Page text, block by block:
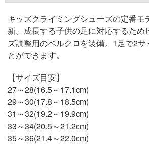
キッズクライミングシューズの定番モ
新。成長する子供の足に対応するため
ズ調整用のベルクロを装備。1足で2サ
とができます。
【サイズ目安】
27～28(16.5～17.1cm)
29～30(17.8～18.5cm)
31～32(19.2～19.9cm)
33～34(20.5～21.2cm)
35～36(21.4～22.0cm)